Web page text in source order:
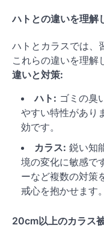
ハトとの違いを理解
ハトとカラスでは、
これらの違いを理解
違いと対策:
ハト: ゴミの臭
やすい特性があり
効です。
カラス: 鋭い知
境の変化に敏感で
ーなど複数の対策
戒心を抱かせます。
20cm以上のカラス